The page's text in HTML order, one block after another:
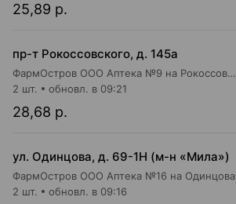
25,89 р.
пр-т Рокоссовского, д. 145а
ФармОстров ООО Аптека №9 на Рокоссовского
28,68 р.
2 шт. обновл. в 09:21
ул. Одинцова, д. 69-1Н (м-н «Мила»)
ФармОстров ООО Аптека №16 на Одинцова
2 шт. обновл. в 09:16